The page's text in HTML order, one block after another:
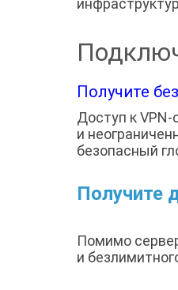
Получите
Доступ к
и
безопасный
Получите
Помимо
и